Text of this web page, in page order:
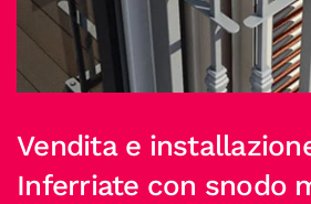
Vendita e
Inferriate con snodo